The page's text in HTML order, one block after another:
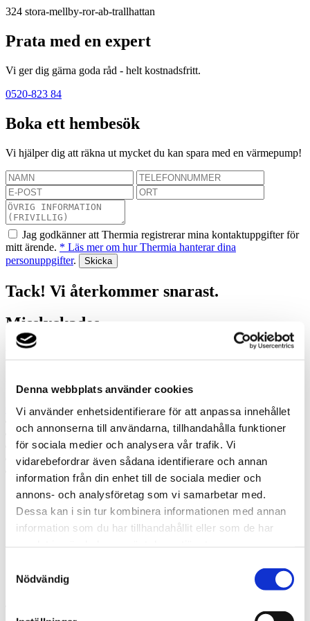
Denna webbplats använder cookies
Vi använder enhetsidentifierare för att anpassa innehållet
och annonserna till användarna, tillhandahålla funktioner
för sociala medier och analysera vår trafik. Vi
vidarebefordrar även sådana identifierare och annan
information från din enhet till de sociala medier och
annons- och analysföretag som vi samarbetar med.
Dessa kan i sin tur kombinera informationen med annan
information som du har tillhandahållit eller som de har
Nödvändig
324 stora-mellby-ror-ab-trallhattan
Prata med en expert
Vi ger dig gärna goda råd - helt kostnadsfritt.
0520-823 84
Boka ett hembesök
Vi hjälper dig att räkna ut mycket du kan spara med en värmepump!
Jag godkänner att Thermia registrerar mina kontaktuppgifter för
mitt ärende. * Läs mer om hur Thermia hanterar dina
personuppgifter.
Tack! Vi återkommer snarast.
Misslyckades
Ring oss
Ring oss om du har några frågor!
0520-823 84
Begär offert
Kontakta mig
Boka hembesök
Prata med en expert
Kontakta mig
Boka hembesök